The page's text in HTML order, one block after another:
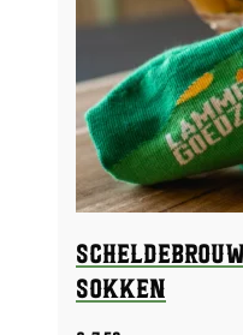
sokken